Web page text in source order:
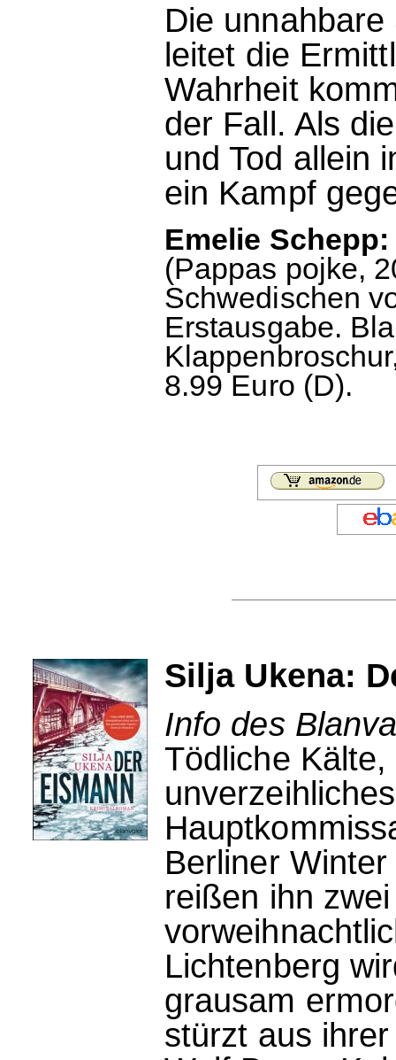
Die
leitet die
Wahrheit
der Fall. Als
und Tod allein
ein Kampf
Emelie
(Pappas pojke,
Schwedischen
Erstausgabe.
8.99 Euro (D).
Silja Ukena:
Info des
Tödliche
Berliner
reißen ihn
Lichtenberg
grausam
stürzt aus